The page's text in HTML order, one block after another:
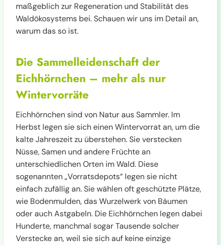
maßgeblich zur Regeneration und Stabilität des
Waldökosystems bei. Schauen wir uns im Detail an,
warum das so ist.
Die Sammelleidenschaft der
Eichhörnchen – mehr als nur
Wintervorräte
Eichhörnchen sind von Natur aus Sammler. Im
Herbst legen sie sich einen Wintervorrat an, um die
kalte Jahreszeit zu überstehen. Sie verstecken
Nüsse, Samen und andere Früchte an
unterschiedlichen Orten im Wald. Diese
sogenannten „Vorratsdepots“ legen sie nicht
einfach zufällig an. Sie wählen oft geschützte Plätze,
wie Bodenmulden, das Wurzelwerk von Bäumen
oder auch Astgabeln. Die Eichhörnchen legen dabei
Hunderte, manchmal sogar Tausende solcher
Verstecke an, weil sie sich auf keine einzige